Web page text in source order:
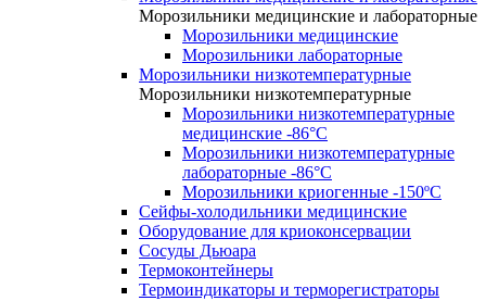
Морозильники медицинские и лабораторные
Морозильники медицинские
Морозильники лабораторные
Морозильники низкотемпературные
Морозильники низкотемпературные
Морозильники низкотемпературные
медицинские -86°С
Морозильники низкотемпературные
лабораторные -86°С
Морозильники криогенные -150ºC
Сейфы-холодильники медицинские
Оборудование для криоконсервации
Сосуды Дьюара
Термоконтейнеры
Термоиндикаторы и терморегистраторы